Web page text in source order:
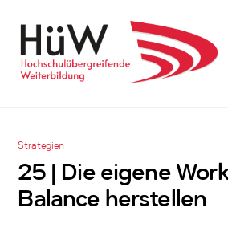
content
Strategien
25 | Die eigene
Balance herstellen